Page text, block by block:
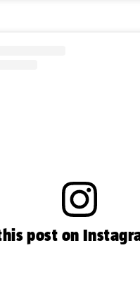
post on